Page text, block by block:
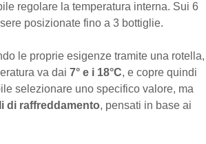
regolare la temperatura interna. Sui 6
posizionate fino a 3 bottiglie.
le proprie esigenze tramite una rotella,
va dai 7° e i 18°C, e copre quindi
selezionare uno specifico valore, ma
di raffreddamento, pensati in base ai